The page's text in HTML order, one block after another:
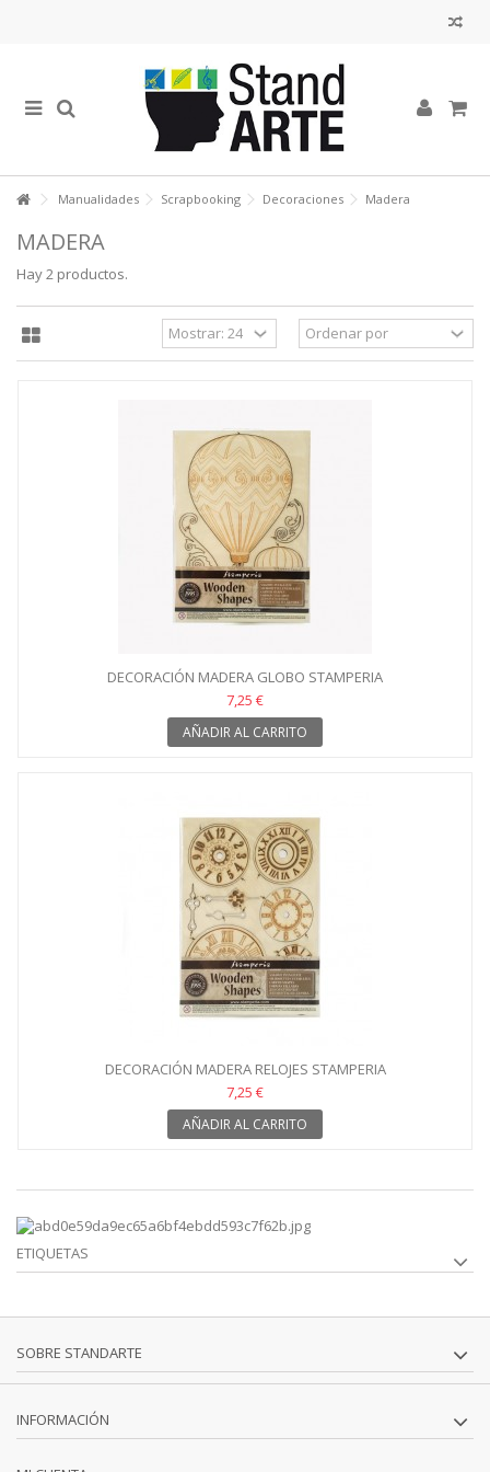
Manualidades Scrapbooking Decoraciones Madera
MADERA
Hay 2 productos.
DECORACIÓN MADERA GLOBO STAMPERIA
7,25 €
AÑADIR AL CARRITO
DECORACIÓN MADERA RELOJES STAMPERIA
7,25 €
AÑADIR AL CARRITO
ETIQUETAS
SOBRE STANDARTE
INFORMACIÓN